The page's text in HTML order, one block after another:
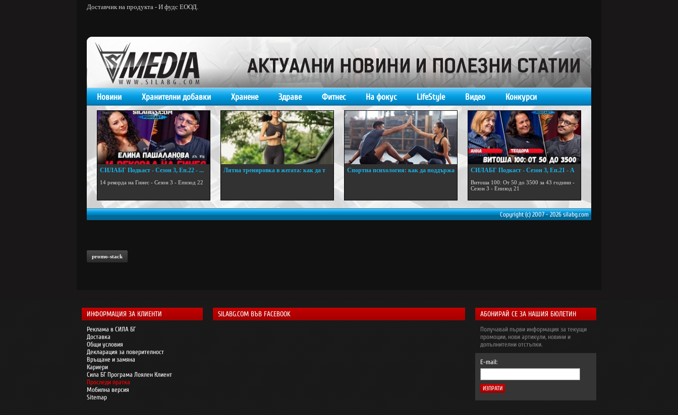
Доставчик на продукта - И фудс ЕООД.
Новини Хранителни добавки Хранене Здраве Фитнес На фокус LifeStyle Видео Конкурси
СИЛАБГ Подкаст - Сезон 3, Еп.22 - ...
14 рекорда на Гинес - Сезон 3 - Епизод 22
Лятна тренировка в жегата: как да т
Спортна психология: как да поддържа
СИЛАБГ Подкаст - Сезон 3, Еп.21 - А
Витоша 100: От 50 до 3500 за 43 години -
Сезон 3 - Епизод 21
Copyright (c) 2007 - 2026 silabg.com
promo-stack
ИНФОРМАЦИЯ ЗА КЛИЕНТИ
Реклама в СИЛА БГ
Доставка
Общи условия
Декларация за поверителност
Връщане и замяна
Кариери
Сила БГ Програма Лоялен Клиент
Проследи пратка
Мобилна версия
Sitemap
SILABG.COM ВЪВ FACEBOOK АБОНИРАЙ СЕ ЗА НАШИЯ БЮЛЕТИН
Получавай първи информация за текущи
промоции, нови артикули, новини и
допълнителни отстъпки.
E-mail: